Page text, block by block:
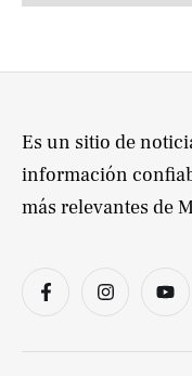
Es un sitio de
información
más relevantes de